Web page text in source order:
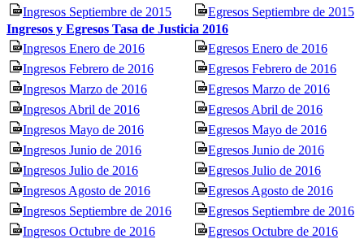
Ingresos Septiembre de 2015
Egresos Septiembre de 2015
Ingresos y Egresos Tasa de Justicia 2016
Ingresos Enero de 2016
Egresos Enero de 2016
Ingresos Febrero de 2016
Egresos Febrero de 2016
Ingresos Marzo de 2016
Egresos Marzo de 2016
Ingresos Abril de 2016
Egresos Abril de 2016
Ingresos Mayo de 2016
Egresos Mayo de 2016
Ingresos Junio de 2016
Egresos Junio de 2016
Ingresos Julio de 2016
Egresos Julio de 2016
Ingresos Agosto de 2016
Egresos Agosto de 2016
Ingresos Septiembre de 2016
Egresos Septiembre de 2016
Ingresos Octubre de 2016
Egresos Octubre de 2016